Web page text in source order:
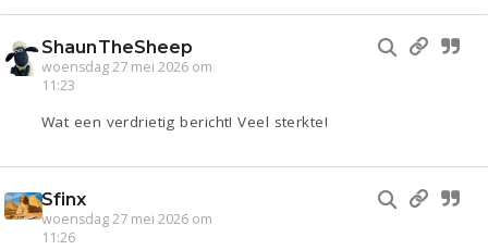
ShaunTheSheep
woensdag 27 mei 2026 om
11:23
Wat een verdrietig bericht! Veel sterkte!
Sfinx
woensdag 27 mei 2026 om
11:26